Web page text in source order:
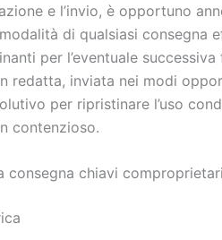
e l’invio, è opportuno
di qualsiasi consegna
per l’eventuale
redatta, inviata nei modi
per ripristinare l’uso
contenzioso.
consegna chiavi